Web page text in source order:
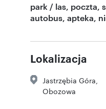
park / las, poczta,
autobus, apteka,
Lokalizacja
Jastrzębia Góra,
Obozowa